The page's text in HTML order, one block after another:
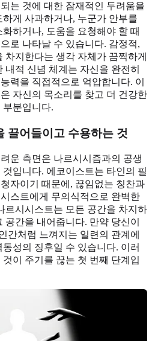
는 것에 대한 잠재적인 두려움을
게 사과하거나, 누군가 안부를
하거나, 도움을 요청해야 할 때
로 나타날 수 있습니다. 감정적,
차지한다는 생각 자체가 끔찍하게
내적 신념 체계는 자신을 완전히
력을 직접적으로 억압합니다. 이
자신의 목소리를 찾고 더 건강한
부분입니다.
끌어들이고 수용하는 것
운 측면은 나르시시즘과의 공생
입니다. 에코이스트는 타인의 필
자이기 때문에, 끊임없는 칭찬과
스트에게 무의식적으로 완벽한
르시시스트는 모든 공간을 차지하
간을 내어줍니다. 만약 당신이
간처럼 느껴지는 일련의 관계에
성의 징후일 수 있습니다. 이러
것이 주기를 끊는 첫 번째 단계입